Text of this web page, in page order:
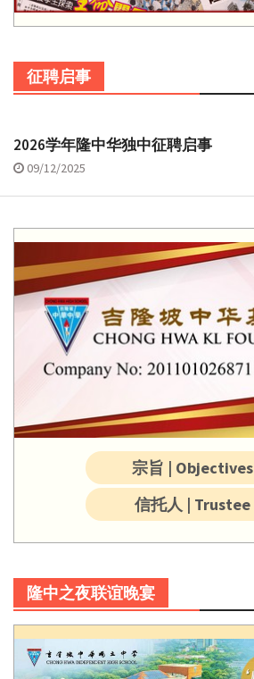
征聘启事
2026学年隆中华独中征聘启事
09/12/2025
宗旨 | Objectives
信托人 | Trustee
隆中之夜联谊晚宴